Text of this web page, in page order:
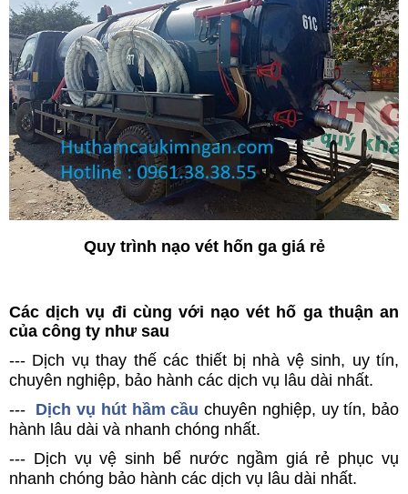
Quy trình nạo vét hốn ga giá rẻ
Các dịch vụ đi cùng với nạo vét hố ga thuận an
của công ty như sau
--- Dịch vụ thay thế các thiết bị nhà vệ sinh, uy tín,
chuyên nghiệp, bảo hành các dịch vụ lâu dài nhất.
--- Dịch vụ hút hầm cầuchuyên nghiệp, uy tín, bảo
hành lâu dài và nhanh chóng nhất.
--- Dịch vụ vệ sinh bể nước ngầm giá rẻ phục vụ
nhanh chóng bảo hành các dịch vụ lâu dài nhất.